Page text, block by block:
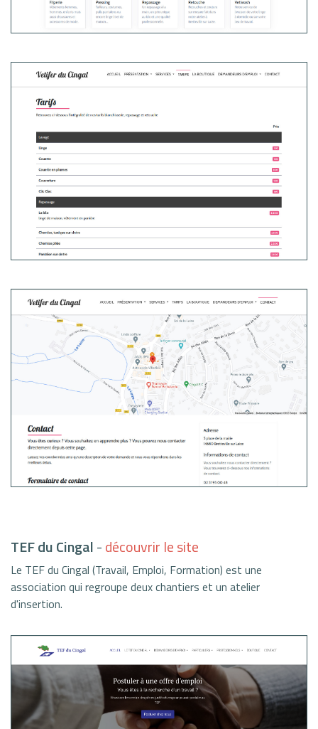
TEF du Cingal-découvrir le site
Le TEF du Cingal (Travail, Emploi, Formation) est une
association qui regroupe deux chantiers et un atelier
d'insertion.